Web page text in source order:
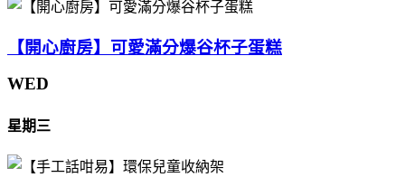
【開心廚房】可愛滿分爆谷杯子蛋糕
WED
星期三